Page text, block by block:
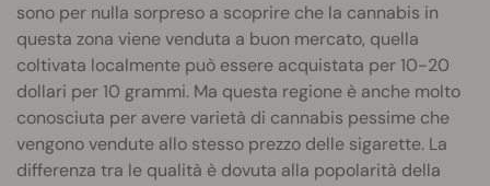
sono per nulla sorpreso a scoprire che la cannabis in
questa zona viene venduta a buon mercato, quella
coltivata localmente può essere acquistata per 10-20
dollari per 10 grammi. Ma questa regione è anche molto
conosciuta per avere varietà di cannabis pessime che
vengono vendute allo stesso prezzo delle sigarette. La
differenza tra le qualità è dovuta alla popolarità della